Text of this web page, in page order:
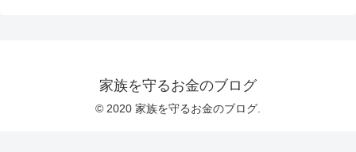
家族を守るお金のブログ
© 2020 家族を守るお金のブログ.